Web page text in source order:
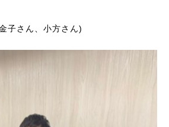
子さん、小方さん)